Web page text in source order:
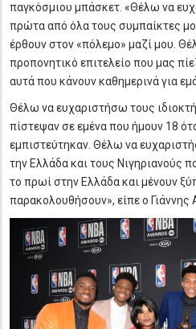
παγκόσμιου μπάσκετ. «Θέλω να
πρώτα από όλα τους συμπαίκτες
έρθουν στον «πόλεμο» μαζί μου.
προπονητικό επιτελείο που μας
αυτά που κάνουν καθημερινά για
Θέλω να ευχαριστήσω τους
πίστεψαν σε εμένα που ήμουν 18
εμπιστεύτηκαν. Θέλω να
την Ελλάδα και τους Νιγηριανούς
το πρωί στην Ελλάδα και μένουν
παρακολουθήσουν», είπε ο Γιάννης